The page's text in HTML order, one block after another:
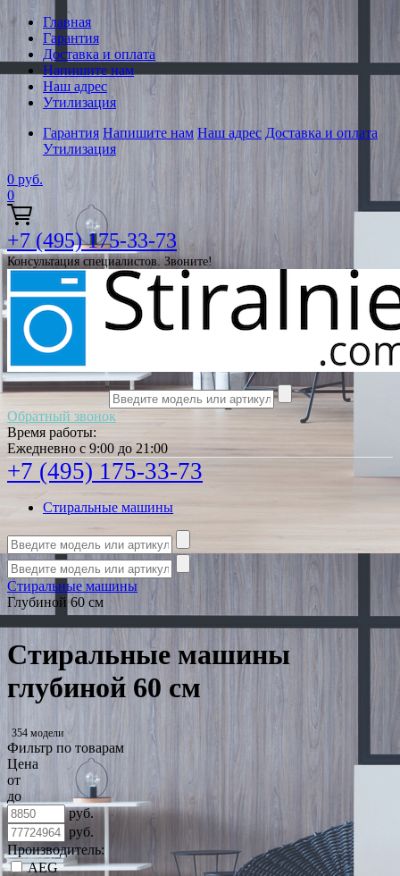
Главная
Гарантия
Доставка и оплата
Напишите нам
Наш адрес
Утилизация
Гарантия Напишите нам Наш адрес Доставка и оплата
Утилизация
0 руб.
0
+7 (495) 175-33-73
Консультация специалистов. Звоните!
Обратный звонок
Время работы:
Ежедневно с 9:00 до 21:00
+7 (495) 175-33-73
Стиральные машины
Стиральные машины
Глубиной 60 см
Стиральные машины
глубиной 60 см
354 модели
Фильтр по товарам
Цена
от
до
руб.
руб.
Производитель:
AEG